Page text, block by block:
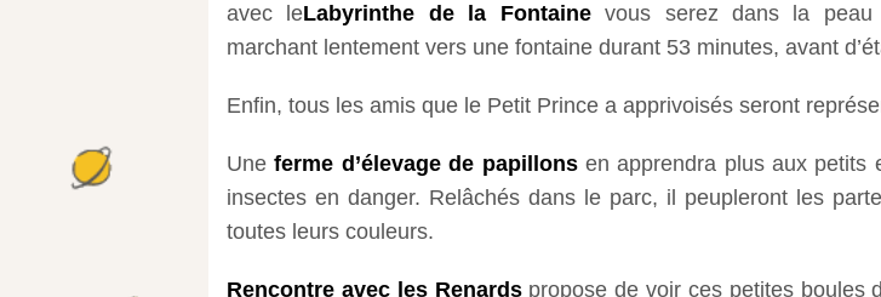
avec leLabyrinthe de la Fontainevous serez dans la peau
marchant lentement vers une fontaine durant 53 minutes, avant
Enfin, tous les amis que le Petit Prince a apprivoisés seront
Uneferme d’élevage de papillonsen apprendra plus aux petits
insectes en danger. Relâchés dans le parc, il peupleront les
toutes leurs couleurs.
Rencontre avec les Renardspropose de voir ces petites boules